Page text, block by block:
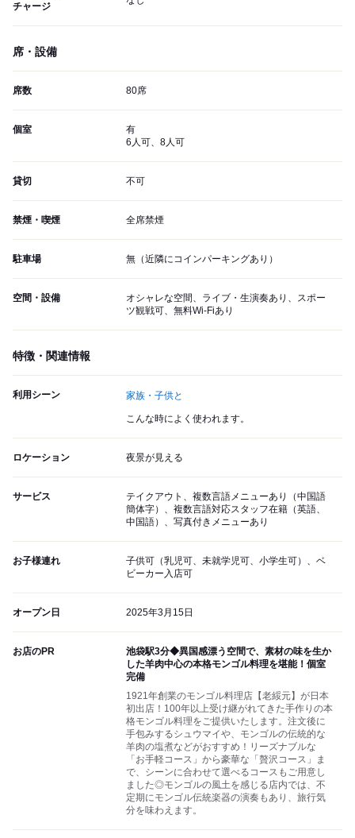
チャージ
席・設備
席数 80席
個室
有
6人可、8人可
貸切 不可
禁煙・喫煙 全席禁煙
駐車場 無（近隣にコインパーキングあり）
空間・設備
オシャレな空間、ライブ・生演奏あり、スポー
ツ観戦可、無料Wi-Fiあり
特徴・関連情報
利用シーン 家族・子供と
こんな時によく使われます。
ロケーション 夜景が見える
サービス
テイクアウト、複数言語メニューあり（中国語
簡体字）、複数言語対応スタッフ在籍（英語、
中国語）、写真付きメニューあり
お子様連れ
子供可（乳児可、未就学児可、小学生可）、ベ
ビーカー入店可
オープン日 2025年3月15日
お店のPR
池袋駅3分◆異国感漂う空間で、素材の味を生か
した羊肉中心の本格モンゴル料理を堪能！個室
完備
1921年創業のモンゴル料理店【老綏元】が日本
初出店！100年以上受け継がれてきた手作りの本
格モンゴル料理をご提供いたします。注文後に
手包みするシュウマイや、モンゴルの伝統的な
羊肉の塩煮などがおすすめ！リーズナブルな
「お手軽コース」から豪華な「贅沢コース」ま
で、シーンに合わせて選べるコースもご用意し
ました◎モンゴルの風土を感じる店内では、不
定期にモンゴル伝統楽器の演奏もあり、旅行気
分を味わえます。